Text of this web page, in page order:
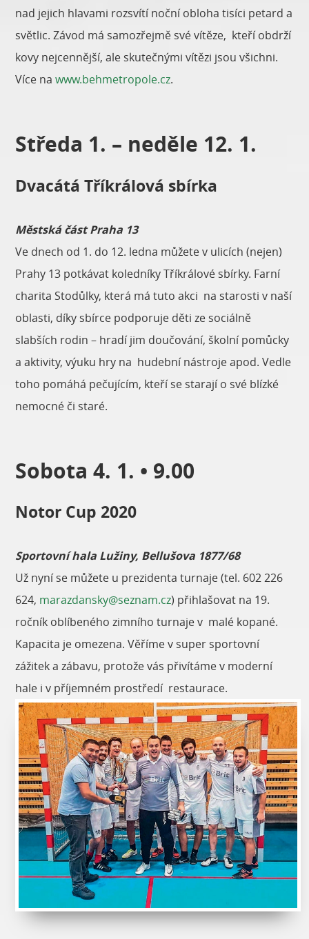
nad jejich hlavami rozsvítí noční obloha tisíci petard a
světlic. Závod má samozřejmě své vítěze, kteří obdrží
kovy nejcennější, ale skutečnými vítězi jsou všichni.
Více nawww.behmetropole.cz.
Středa 1. – neděle 12. 1.
Dvacátá Tříkrálová sbírka
Městská část Praha 13
Ve dnech od 1. do 12. ledna můžete v ulicích (nejen)
Prahy 13 potkávat koledníky Tříkrálové sbírky. Farní
charita Stodůlky, která má tuto akci na starosti v naší
oblasti, díky sbírce podporuje děti ze sociálně
slabších rodin – hradí jim doučování, školní pomůcky
a aktivity, výuku hry na hudební nástroje apod. Vedle
toho pomáhá pečujícím, kteří se starají o své blízké
nemocné či staré.
Sobota 4. 1. • 9.00
Notor Cup 2020
Sportovní hala Lužiny, Bellušova 1877/68
Už nyní se můžete u prezidenta turnaje (tel. 602 226
624, marazdansky@seznam.cz) přihlašovat na 19.
ročník oblíbeného zimního turnaje v malé kopané.
Kapacita je omezena. Věříme v super sportovní
zážitek a zábavu, protože vás přivítáme v moderní
hale i v příjemném prostředí restaurace.